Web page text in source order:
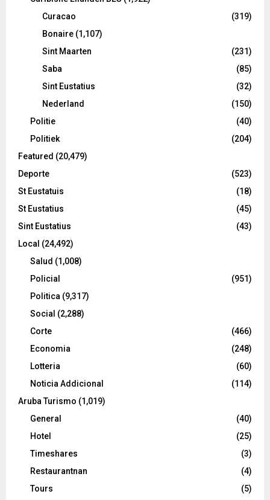
Curacao
(319)
Bonaire (1,107)
Sint Maarten
(231)
Saba
(85)
Sint Eustatius
(32)
Nederland
(150)
Politie
(40)
Politiek
(204)
Featured (20,479)
Deporte
(523)
St Eustatuis
(18)
St Eustatius
(45)
Sint Eustatius
(43)
Local (24,492)
Salud (1,008)
Policial
(951)
Politica (9,317)
Social (2,288)
Corte
(466)
Economia
(248)
Lotteria
(60)
Noticia Addicional
(114)
Aruba Turismo (1,019)
General
(40)
Hotel
(25)
Timeshares
(3)
Restaurantnan
(4)
Tours
(5)